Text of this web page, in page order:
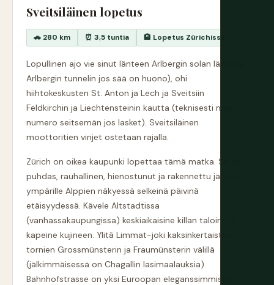
Sveitsiläinen lopetus
🚗 280 km ⏰ 3,5 tuntia 🏨 Lopetus Zürichissä
Lopullinen ajo vie sinut länteen Arlbergin solan läpi (tai
Arlbergin tunnelin jos sää on huono), ohi
hiihtokeskusten St. Anton ja Lech ja Sveitsiin
Feldkirchin ja Liechtensteinin kautta (teknisesti maa
numero seitsemän jos lasket). Sveitsiläinen
moottoritien vinjet ostetaan rajalla.
Zürich on oikea kaupunki lopettaa tämä matka. Se on
puhdas, rauhallinen, hienostunut ja rakennettu järven
ympärille Alppien näkyessä selkeinä päivinä
etäisyydessä. Kävele Altstadtissa
(vanhassakaupungissa) keskiaikaisine killan taloineen ja
kapeine kujineen. Ylitä Limmat-joki kaksinkertaisten
tornien Grossmünsterin ja Fraumünsterin välillä
(jälkimmäisessä on Chagallin lasimaalauksia).
Bahnhofstrasse on yksi Euroopan eleganssimmista